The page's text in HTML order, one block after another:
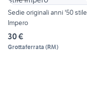
Sedie originali anni '50 stile
Impero
30 €
Grottaferrata (RM)